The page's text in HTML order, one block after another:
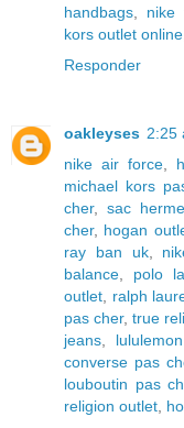
handbags
nike
kors outlet online
Responder
oakleyses 2:25
nike air force,
michael kors
cher, sac
cher, hogan
ray ban uk,
balance
polo
outlet
ralph
pas cher,true
jeans
converse pas
louboutin pas
religion outlet